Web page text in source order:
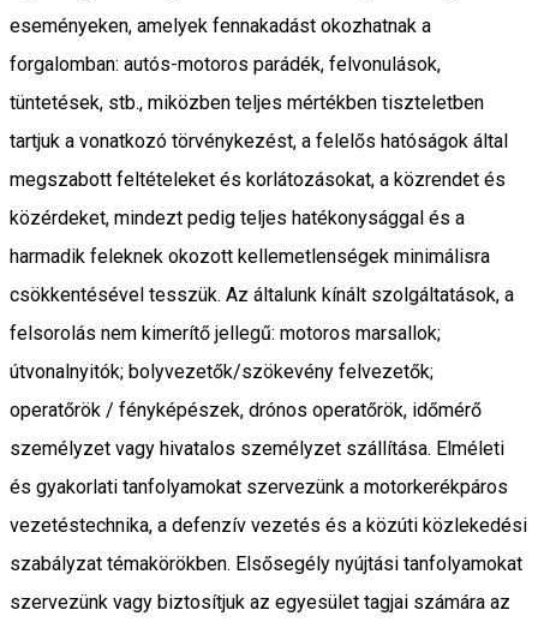
eseményeken, amelyek fennakadást okozhatnak a
forgalomban: autós-motoros parádék, felvonulások,
tüntetések, stb., miközben teljes mértékben tiszteletben
tartjuk a vonatkozó törvénykezést, a felelős hatóságok által
megszabott feltételeket és korlátozásokat, a közrendet és
közérdeket, mindezt pedig teljes hatékonysággal és a
harmadik feleknek okozott kellemetlenségek minimálisra
csökkentésével tesszük. Az általunk kínált szolgáltatások, a
felsorolás nem kimerítő jellegű: motoros marsallok;
útvonalnyitók; bolyvezetők/szökevény felvezetők;
operatőrök / fényképészek, drónos operatőrök, időmérő
személyzet vagy hivatalos személyzet szállítása. Elméleti
és gyakorlati tanfolyamokat szervezünk a motorkerékpáros
vezetéstechnika, a defenzív vezetés és a közúti közlekedési
szabályzat témakörökben. Elsősegély nyújtási tanfolyamokat
szervezünk vagy biztosítjuk az egyesület tagjai számára az